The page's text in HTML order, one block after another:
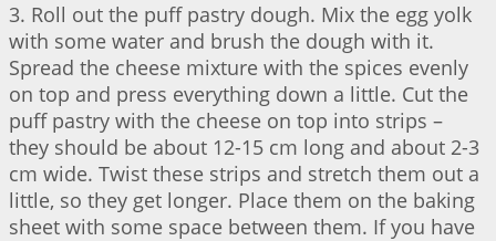
3. Roll out the puff pastry dough. Mix the egg yolk
with some water and brush the dough with it.
Spread the cheese mixture with the spices evenly
on top and press everything down a little. Cut the
puff pastry with the cheese on top into strips –
they should be about 12-15 cm long and about 2-3
cm wide. Twist these strips and stretch them out a
little, so they get longer. Place them on the baking
sheet with some space between them. If you have